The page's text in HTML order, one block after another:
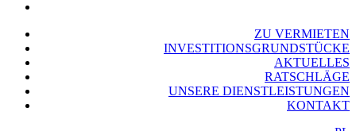
ZU VERMIETEN
INVESTITIONSGRUNDSTÜCKE
AKTUELLES
RATSCHLÄGE
UNSERE DIENSTLEISTUNGEN
KONTAKT